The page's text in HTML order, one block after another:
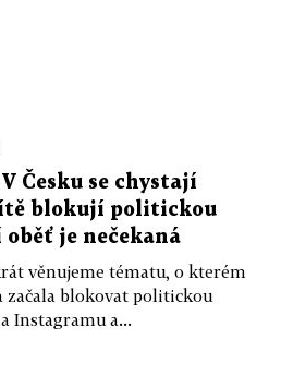
Česku se chystají
blokují politickou
je nečekaná
věnujeme tématu, o kterém
začala blokovat politickou
Instagramu a...